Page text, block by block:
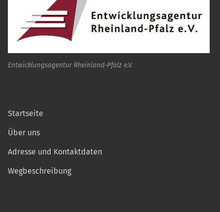
Entwicklungsagentur Rheinland-Pfalz e.V.
Startseite
Über uns
Adresse und Kontaktdaten
Wegbeschreibung